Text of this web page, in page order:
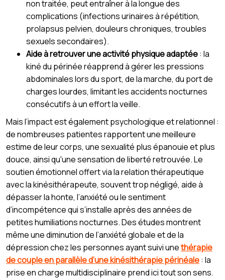
non traitée, peut entraîner à la longue des
complications (infections urinaires à répétition,
prolapsus pelvien, douleurs chroniques, troubles
sexuels secondaires).
Aide à retrouver une activité physique adaptée: la
kiné du périnée réapprend à gérer les pressions
abdominales lors du sport, de la marche, du port de
charges lourdes, limitant les accidents nocturnes
consécutifs à un effort la veille.
Mais l’impact est également psychologique et relationnel :
de nombreuses patientes rapportent une meilleure
estime de leur corps, une sexualité plus épanouie et plus
douce, ainsi qu'une sensation de liberté retrouvée. Le
soutien émotionnel offert via la relation thérapeutique
avec la kinésithérapeute, souvent trop négligé, aide à
dépasser la honte, l’anxiété ou le sentiment
d’incompétence qui s’installe après des années de
petites humiliations nocturnes. Des études montrent
même une diminution de l’anxiété globale et de la
dépression chez les personnes ayant suivi unethérapie
de couple en parallèle d’une kinésithérapie périnéale: la
prise en charge multidisciplinaire prend ici tout son sens.